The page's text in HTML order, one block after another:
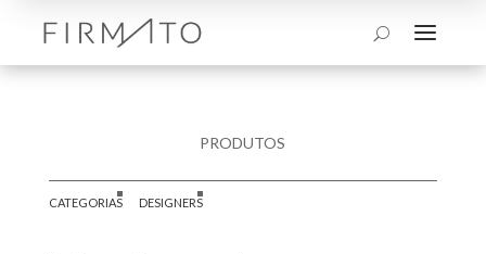
U a
PRODUTOS
CATEGORIAS DESIGNERS